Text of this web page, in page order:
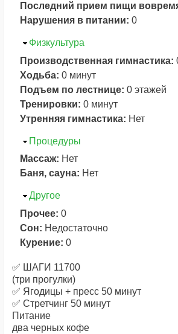
Последний прием пищи
Нарушения в питании: 0
Скрыть
Физкультура
Производственная гимнастика:
Ходьба: 0 минут
Подъем по лестнице: 0 этажей
Тренировки: 0 минут
Утренняя гимнастика: Нет
Скрыть
Процедуры
Массаж: Нет
Баня, сауна: Нет
Скрыть
Другое
Прочее: 0
Сон: Недостаточно
Курение: 0
✅ ШАГИ 11700
(три прогулки)
✅ Ягодицы + пресс 50 минут
✅ Стретчинг 50 минут
Питание
два черных кофе